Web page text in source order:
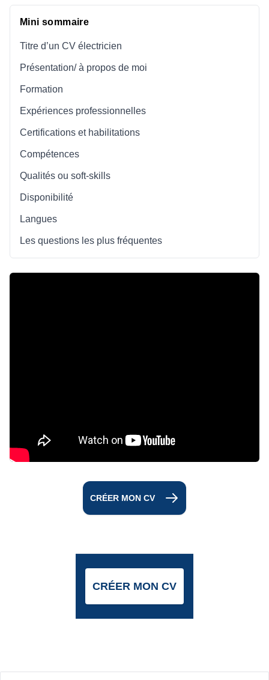
Mini sommaire
Titre d’un CV électricien
Présentation/ à propos de moi
Formation
Expériences professionnelles
Certifications et habilitations
Compétences
Qualités ou soft-skills
Disponibilité
Langues
Les questions les plus fréquentes
CRÉER MON CV
CRÉER MON CV